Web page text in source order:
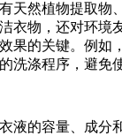
天然植物提取物
衣物，还对环境
果的关键。例如
洗涤程序，避免
的容量、成分